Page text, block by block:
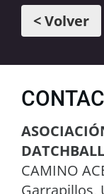
< Volver
DATCHBALL
CAMINO
Garrapillos,